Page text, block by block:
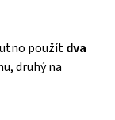
použítdva
druhý na